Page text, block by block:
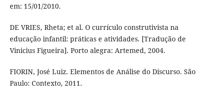
em: 15/01/2010.
DE VRIES, Rheta; et al. O currículo construtivista na
educação infantil: práticas e atividades. [Tradução de
Vinicius Figueira]. Porto alegra: Artemed, 2004.
FIORIN, José Luiz. Elementos de Análise do Discurso. São
Paulo: Contexto, 2011.